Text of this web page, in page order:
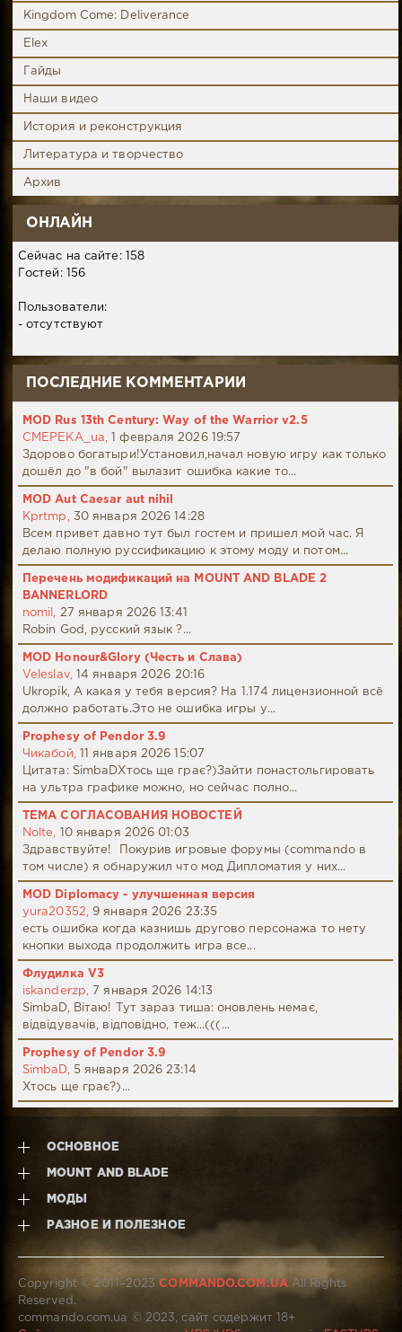
Kingdom Come: Deliverance
Elex
Гайды
Наши видео
История и реконструкция
Литература и творчество
Архив
ОНЛАЙН
Сейчас на сайте: 158
Гостей: 156
Пользователи:
- отсутствуют
ПОСЛЕДНИЕ КОММЕНТАРИИ
MOD Rus 13th Century: Way of the Warrior v2.5
CMEPEKA_ua,
1 февраля 2026 19:57
Здорово богатыри!Установил,начал новую игру как только
дошёл до "в бой" вылазит ошибка какие то...
MOD Aut Caesar aut nihil
Kprtmp,
30 января 2026 14:28
Всем привет давно тут был гостем и пришел мой час. Я
делаю полную руссификацию к этому моду и потом...
Перечень модификаций на MOUNT AND BLADE 2
BANNERLORD
nomil,
27 января 2026 13:41
Robin God, русский язык ?...
MOD Honour&Glory (Честь и Слава)
Veleslav,
14 января 2026 20:16
Ukropik, А какая у тебя версия? На 1.174 лицензионной всё
должно работать.Это не ошибка игры у...
Prophesy of Pendor 3.9
Чикабой,
11 января 2026 15:07
Цитата: SimbaDХтось ще грає?)Зайти понастольгировать
на ультра графике можно, но сейчас полно...
ТЕМА СОГЛАСОВАНИЯ НОВОСТЕЙ
Nolte,
10 января 2026 01:03
Здравствуйте! Покурив игровые форумы (commando в
том числе) я обнаружил что мод Дипломатия у них...
MOD Diplomacy - улучшенная версия
yura20352,
9 января 2026 23:35
есть ошибка когда казнишь другово персонажа то нету
кнопки выхода продолжить игра все...
Флудилка V3
iskanderzp,
7 января 2026 14:13
SimbaD, Вітаю! Тут зараз тиша: оновлень немає,
відвідувачів, відповідно, теж...(((...
Prophesy of Pendor 3.9
SimbaD,
5 января 2026 23:14
Хтось ще грає?)...
ОСНОВНОЕ
MOUNT AND BLADE
МОДЫ
РАЗНОЕ И ПОЛЕЗНОЕ
Copyright © 2011–2023COMMANDO.COM.UAAll Rights
Reserved.
commando.com.ua © 2023, сайт содержит 18+